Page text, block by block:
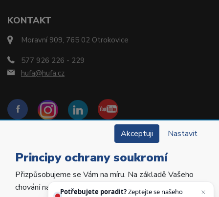
KONTAKT
Moravní 909, 765 02 Otrokovice
577 926 226 - 229
hufa@hufa.cz
Copyright © 2022 Hu-Fa Dental a.s. Všechna práva
vyhrazena.
Akceptuji Nastavit
Principy ochrany soukromí
Přizpůsobujeme se Vám na míru. Na základě Vašeho
chování na webu personalizujeme jeho obsah a
Potřebujete poradit?Zeptejte se našeho